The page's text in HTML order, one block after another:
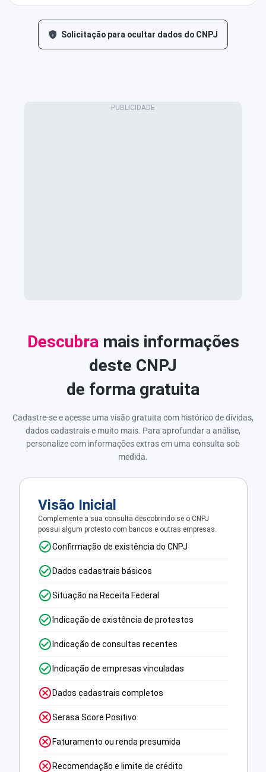
Solicitação para ocultar dados do CNPJ
Descubra mais informações
deste CNPJ
de forma gratuita
Cadastre-se e acesse uma visão gratuita com histórico de dívidas,
dados cadastrais e muito mais. Para aprofundar a análise,
personalize com informações extras em uma consulta sob
medida.
Visão Inicial
Complemente a sua consulta descobrindo se o CNPJ
possui algum protesto com bancos e outras empresas.
Confirmação de existência do CNPJ
Dados cadastrais básicos
Situação na Receita Federal
Indicação de existência de protestos
Indicação de consultas recentes
Indicação de empresas vinculadas
Dados cadastrais completos
Serasa Score Positivo
Faturamento ou renda presumida
Recomendação e limite de crédito